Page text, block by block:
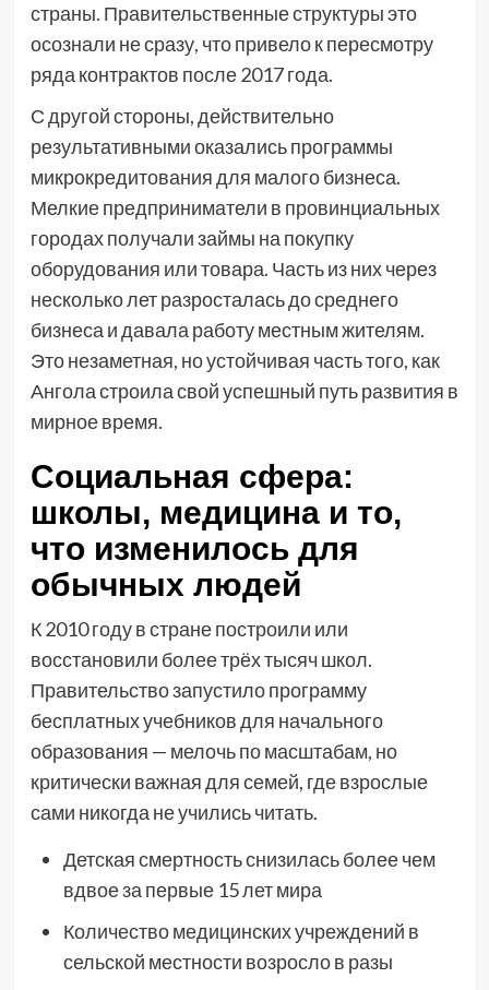
страны. Правительственные структуры это
осознали не сразу, что привело к пересмотру
ряда контрактов после 2017 года.
С другой стороны, действительно
результативными оказались программы
микрокредитования для малого бизнеса.
Мелкие предприниматели в провинциальных
городах получали займы на покупку
оборудования или товара. Часть из них через
несколько лет разросталась до среднего
бизнеса и давала работу местным жителям.
Это незаметная, но устойчивая часть того, как
Ангола строила свой успешный путь развития в
мирное время.
Социальная сфера:
школы, медицина и то,
что изменилось для
обычных людей
К 2010 году в стране построили или
восстановили более трёх тысяч школ.
Правительство запустило программу
бесплатных учебников для начального
образования — мелочь по масштабам, но
критически важная для семей, где взрослые
сами никогда не учились читать.
Детская смертность снизилась более чем
вдвое за первые 15 лет мира
Количество медицинских учреждений в
сельской местности возросло в разы